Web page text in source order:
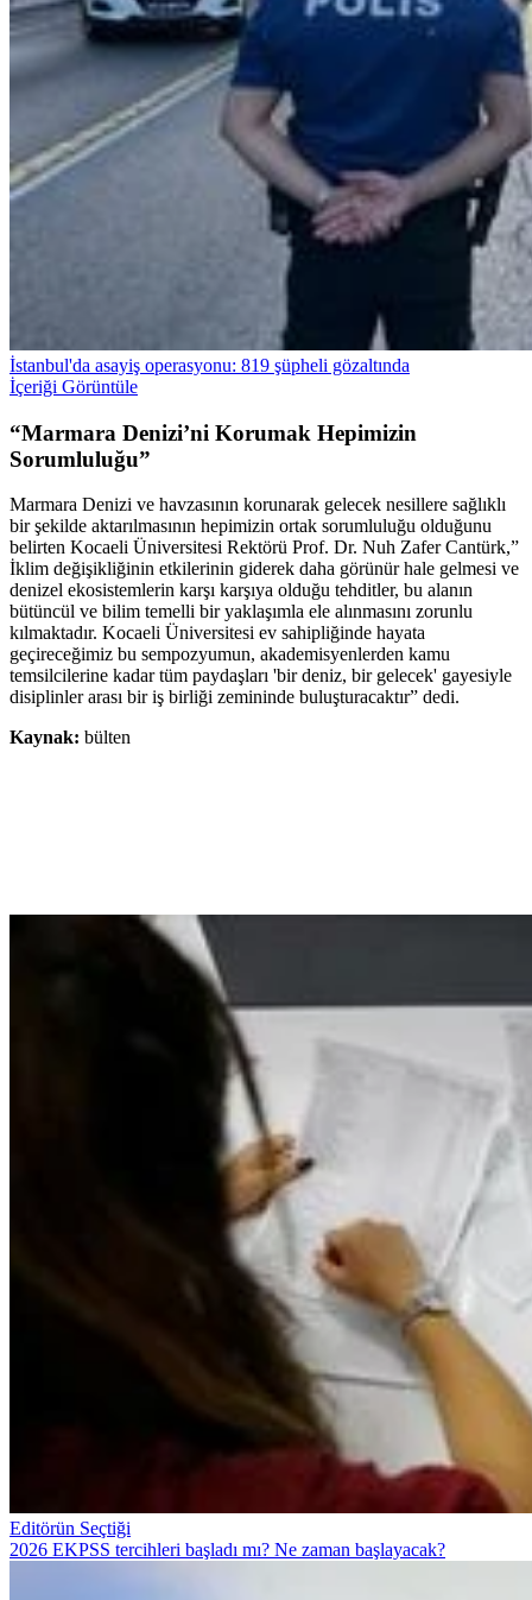
İstanbul'da asayiş operasyonu: 819 şüpheli gözaltında
İçeriği Görüntüle
“Marmara Denizi’ni Korumak Hepimizin
Sorumluluğu”
Marmara Denizi ve havzasının korunarak gelecek nesillere sağlıklı
bir şekilde aktarılmasının hepimizin ortak sorumluluğu olduğunu
belirten Kocaeli Üniversitesi Rektörü Prof. Dr. Nuh Zafer Cantürk,”
İklim değişikliğinin etkilerinin giderek daha görünür hale gelmesi ve
denizel ekosistemlerin karşı karşıya olduğu tehditler, bu alanın
bütüncül ve bilim temelli bir yaklaşımla ele alınmasını zorunlu
kılmaktadır. Kocaeli Üniversitesi ev sahipliğinde hayata
geçireceğimiz bu sempozyumun, akademisyenlerden kamu
temsilcilerine kadar tüm paydaşları 'bir deniz, bir gelecek' gayesiyle
disiplinler arası bir iş birliği zemininde buluşturacaktır” dedi.
Kaynak: bülten
Editörün Seçtiği
2026 EKPSS tercihleri başladı mı? Ne zaman başlayacak?